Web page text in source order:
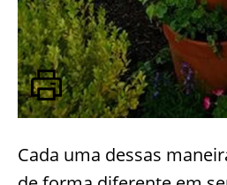
Cada uma dessas